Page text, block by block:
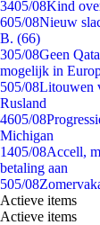
3405/08Kind
605/08Nieuw
B. (66)
305/08Geen
mogelijk in
505/08Litouwen
Rusland
4605/08
Michigan
1405/08Accell,
betaling aan
505/08
Actieve items
Actieve items